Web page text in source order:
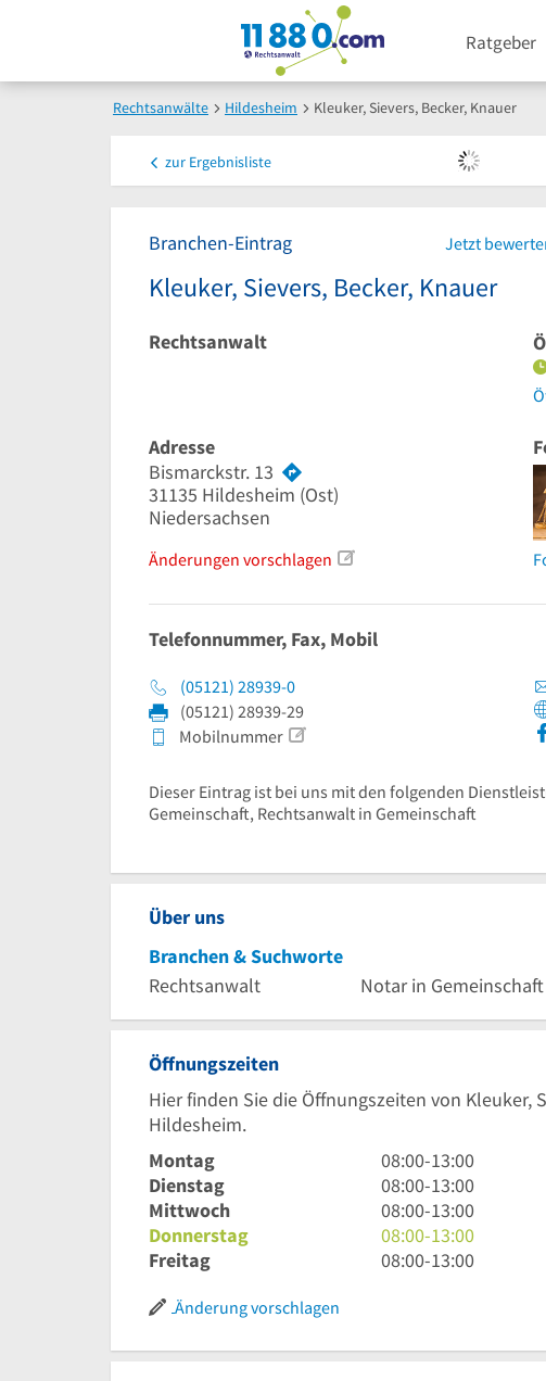
Ratgeber
Rechtsanwälte Hildesheim Kleuker, Sievers, Becker, Knauer
zur Ergebnisliste
Branchen-Eintrag Jetzt
Kleuker, Sievers, Becker, Knauer
Rechtsanwalt
Adresse
Bismarckstr. 13
31135 Hildesheim (Ost)
Niedersachsen
Änderungen vorschlagen
Telefonnummer, Fax, Mobil
(05121) 28939-0
(05121) 28939-29
Mobilnummer
Dieser Eintrag ist bei uns mit den folgenden
Gemeinschaft, Rechtsanwalt in Gemeinschaft
Über uns
Branchen & Suchworte
Rechtsanwalt
Notar in Gemeinschaft
Öffnungszeiten
Hier finden Sie die Öffnungszeiten von Kleuker,
Hildesheim.
Montag
8
Uhr
bis
13
Uhr
08:00-13:00
Dienstag
8
Uhr
bis
13
08:00-13:00
Mittwoch
8
Uhr
bis
08:00-13:00
Donnerstag
8
Uhr
08:00-13:00
Freitag
8
Uhr
08:00-13:00
Änderung vorschlagen